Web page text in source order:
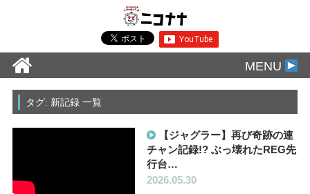
MENU
タグ: 新記録 一覧
【ジャグラー】再び奇跡の連
チャン記録!? ぶっ壊れたREG先
行台…
2026.05.30